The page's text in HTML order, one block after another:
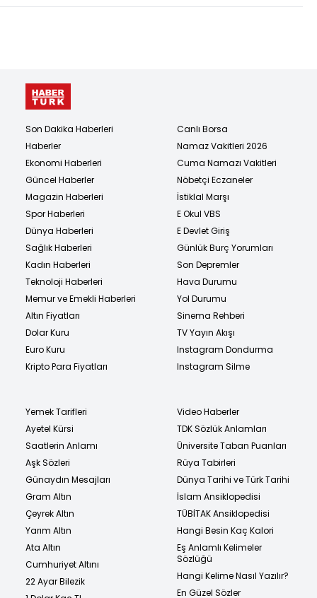
Son Dakika Haberleri
Haberler
Ekonomi Haberleri
Güncel Haberler
Magazin Haberleri
Spor Haberleri
Dünya Haberleri
Sağlık Haberleri
Kadın Haberleri
Teknoloji Haberleri
Memur ve Emekli Haberleri
Altın Fiyatları
Dolar Kuru
Euro Kuru
Kripto Para Fiyatları
Canlı Borsa
Namaz Vakitleri 2026
Cuma Namazı Vakitleri
Nöbetçi Eczaneler
İstiklal Marşı
E Okul VBS
E Devlet Giriş
Günlük Burç Yorumları
Son Depremler
Hava Durumu
Yol Durumu
Sinema Rehberi
TV Yayın Akışı
Instagram Dondurma
Instagram Silme
Yemek Tarifleri
Ayetel Kürsi
Saatlerin Anlamı
Aşk Sözleri
Günaydın Mesajları
Gram Altın
Çeyrek Altın
Yarım Altın
Ata Altın
Cumhuriyet Altını
22 Ayar Bilezik
Video Haberler
TDK Sözlük Anlamları
Üniversite Taban Puanları
Rüya Tabirleri
Dünya Tarihi ve Türk Tarihi
İslam Ansiklopedisi
TÜBİTAK Ansiklopedisi
Hangi Besin Kaç Kalori
Eş Anlamlı Kelimeler
Sözlüğü
Hangi Kelime Nasıl Yazılır?
En Güzel Sözler